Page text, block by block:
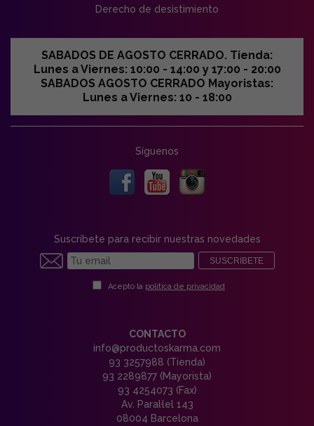
Derecho de desistimiento
SABADOS DE AGOSTO CERRADO. Tienda:
Lunes a Viernes: 10:00 - 14:00 y 17:00 - 20:00
SABADOS AGOSTO CERRADO Mayoristas:
Lunes a Viernes: 10 - 18:00
Síguenos
Suscríbete para recibir nuestras novedades
SUSCRIBETE
Acepto la política de privacidad
CONTACTO
info@productoskarma.com
93 3257988 (Tienda)
93 2289877 (Mayorista)
93 4254073 (Fax)
Av. Paral·lel 143
08004 Barcelona